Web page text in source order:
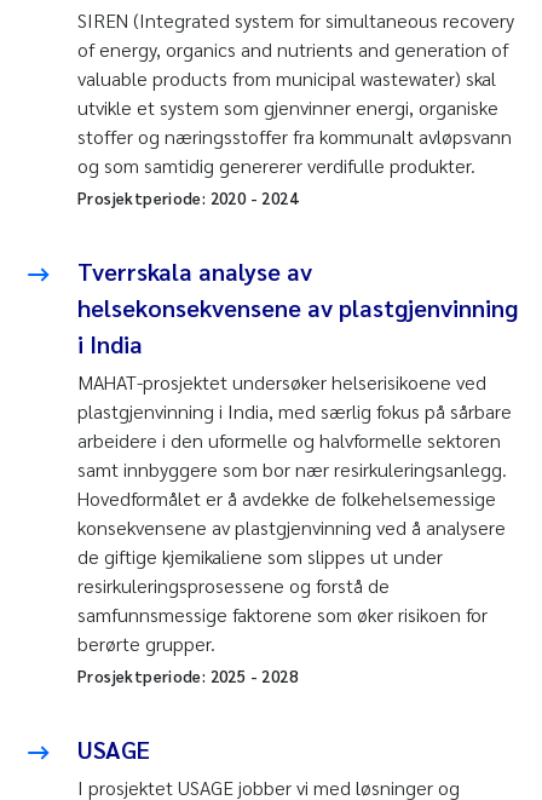
SIREN (Integrated system for simultaneous recovery
of energy, organics and nutrients and generation of
valuable products from municipal wastewater) skal
utvikle et system som gjenvinner energi, organiske
stoffer og næringsstoffer fra kommunalt avløpsvann
og som samtidig genererer verdifulle produkter.
Prosjektperiode: 2020- 2024
Tverrskala analyse av
helsekonsekvensene av plastgjenvinning
i India
MAHAT-prosjektet undersøker helserisikoene ved
plastgjenvinning i India, med særlig fokus på sårbare
arbeidere i den uformelle og halvformelle sektoren
samt innbyggere som bor nær resirkuleringsanlegg.
Hovedformålet er å avdekke de folkehelsemessige
konsekvensene av plastgjenvinning ved å analysere
de giftige kjemikaliene som slippes ut under
resirkuleringsprosessene og forstå de
samfunnsmessige faktorene som øker risikoen for
berørte grupper.
Prosjektperiode: 2025 - 2028
USAGE
I prosjektet USAGE jobber vi med løsninger og